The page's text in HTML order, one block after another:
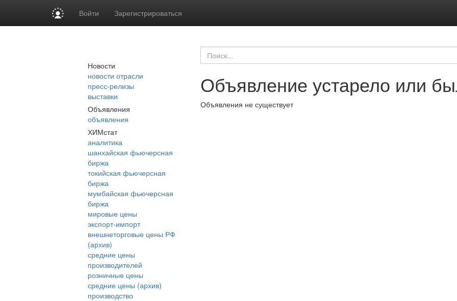
Войти Зарегистрироваться
Новости
новости отрасли
пресс-релизы
выставки
Объявления
объявления
ХИМстат
аналитика
шанхайская фьючерсная
биржа
токийская фьючерсная
биржа
мумбайская фьючерсная
биржа
мировые цены
экспорт-импорт
внешнеторговые цены РФ
(архив)
средние цены
производителей
розничные цены
средние цены (архив)
производство
Объявление устарело или
Объявления не существует